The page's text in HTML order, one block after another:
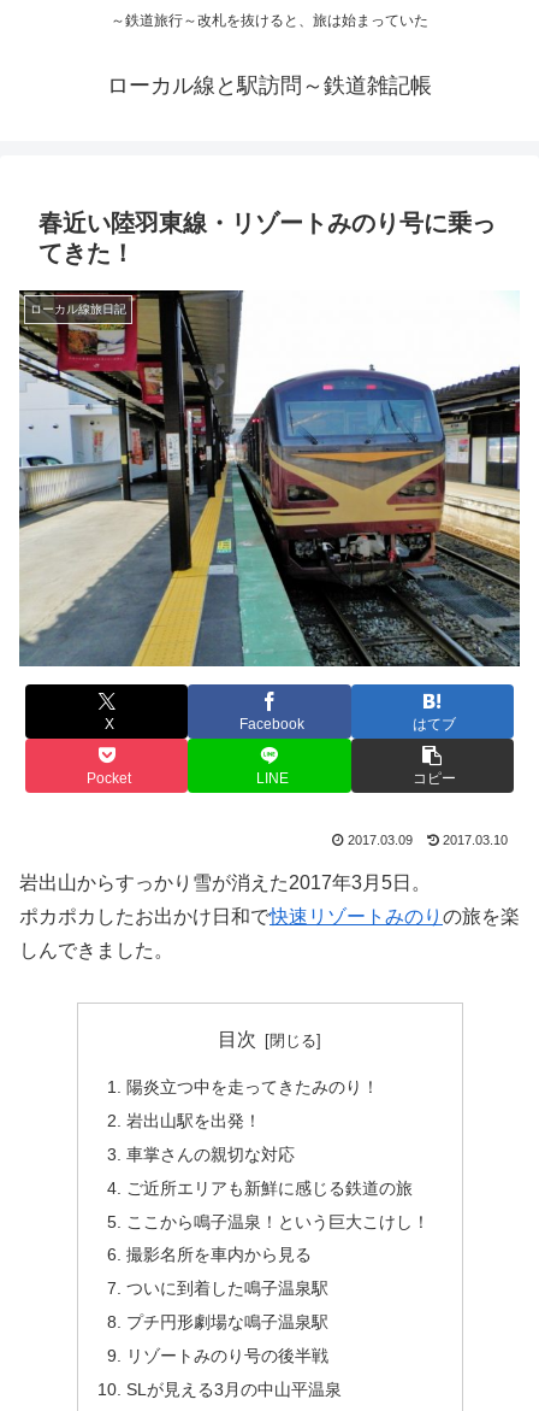
～鉄道旅行～改札を抜けると、旅は始まっていた
ローカル線と駅訪問～鉄道雑記帳
春近い陸羽東線・リゾートみのり号に乗っ
てきた！
ローカル線旅日記
X Facebook はてブ
Pocket LINE コピー
2017.03.09 2017.03.10
岩出山からすっかり雪が消えた2017年3月5日。
ポカポカしたお出かけ日和で快速リゾートみのり の旅を楽
しんできました。
目次
陽炎立つ中を走ってきたみのり！
岩出山駅を出発！
車掌さんの親切な対応
ご近所エリアも新鮮に感じる鉄道の旅
ここから鳴子温泉！という巨大こけし！
撮影名所を車内から見る
ついに到着した鳴子温泉駅
プチ円形劇場な鳴子温泉駅
リゾートみのり号の後半戦
SLが見える3月の中山平温泉